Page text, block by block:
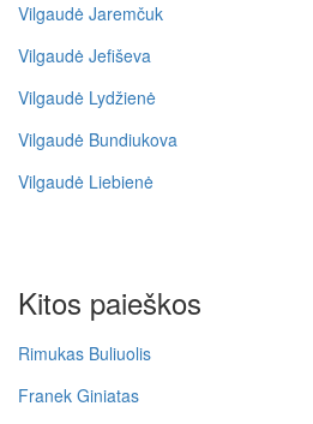
Vilgaudė Jaremčuk
Vilgaudė Jefiševa
Vilgaudė Lydžienė
Vilgaudė Bundiukova
Vilgaudė Liebienė
Kitos paieškos
Rimukas Buliuolis
Franek Giniatas